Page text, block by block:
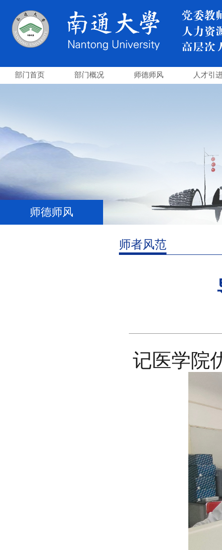
部门首页 部门概况 师德师风 人才引
师德师风
师者风范
记医学院